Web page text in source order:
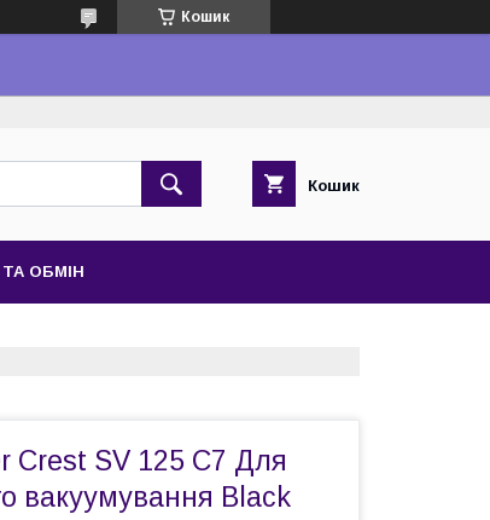
Кошик
Кошик
ОБМІН
Crest SV 125 C7 Для
вакуумування Black